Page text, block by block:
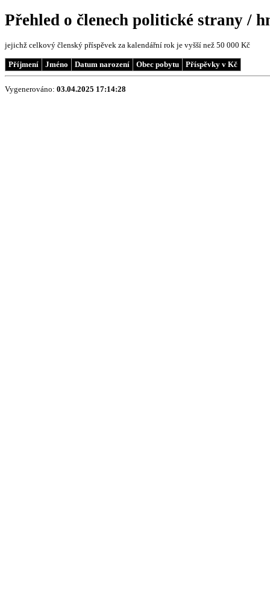
Přehled o členech politické strany /
jejichž celkový členský příspěvek za kalendářní rok je vyšší než 50 000 Kč
Příjmení Jméno Datum narození Obec pobytu Příspěvky v Kč
Vygenerováno: 03.04.2025 17:14:28